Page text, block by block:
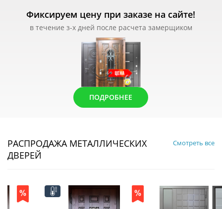
Фиксируем цену при заказе на сайте!
в течение з-х дней после расчета замерщиком
ПОДРОБНЕЕ
РАСПРОДАЖА МЕТАЛЛИЧЕСКИХ
ДВЕРЕЙ
Смотреть все